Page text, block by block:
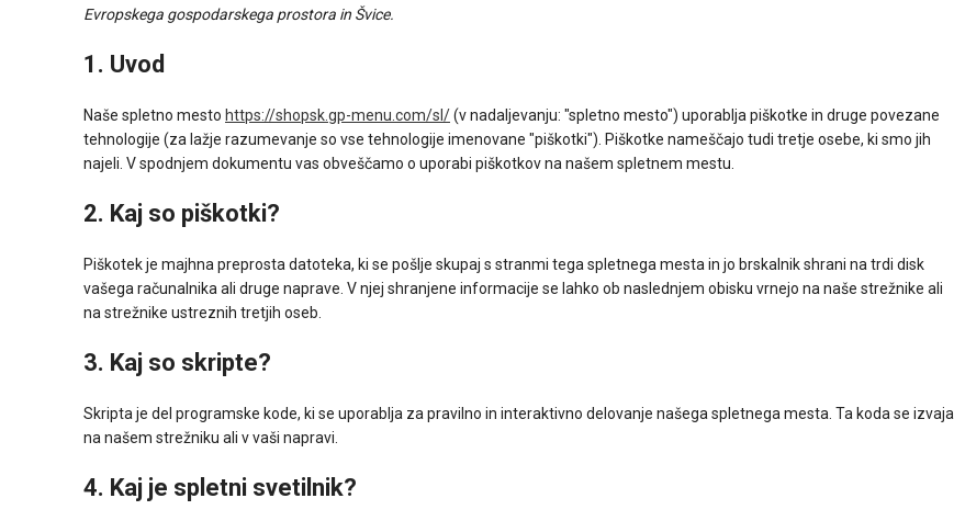
Evropskega gospodarskega prostora in Švice.
1. Uvod
Naše spletno mesto https://shopsk.gp-menu.com/sl/(v nadaljevanju: "spletno mesto") uporablja piškotke in druge povezane
tehnologije (za lažje razumevanje so vse tehnologije imenovane "piškotki"). Piškotke nameščajo tudi tretje osebe, ki smo jih
najeli. V spodnjem dokumentu vas obveščamo o uporabi piškotkov na našem spletnem mestu.
2. Kaj so piškotki?
Piškotek je majhna preprosta datoteka, ki se pošlje skupaj s stranmi tega spletnega mesta in jo brskalnik shrani na trdi disk
vašega računalnika ali druge naprave. V njej shranjene informacije se lahko ob naslednjem obisku vrnejo na naše strežnike ali
na strežnike ustreznih tretjih oseb.
3. Kaj so skripte?
Skripta je del programske kode, ki se uporablja za pravilno in interaktivno delovanje našega spletnega mesta. Ta koda se izvaja
na našem strežniku ali v vaši napravi.
4. Kaj je spletni svetilnik?